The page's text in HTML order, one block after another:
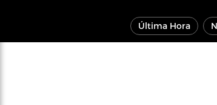
Última Hora